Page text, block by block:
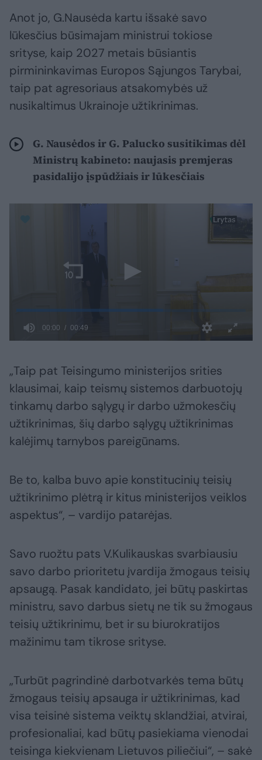
Anot jo, G.Nausėda kartu išsakė savo
lūkesčius būsimajam ministrui tokiose
srityse, kaip 2027 metais būsiantis
pirmininkavimas Europos Sąjungos Tarybai,
taip pat agresoriaus atsakomybės už
nusikaltimus Ukrainoje užtikrinimas.
G. Nausėdos ir G. Palucko susitikimas dėl
Ministrų kabineto: naujasis premjeras
pasidalijo įspūdžiais ir lūkesčiais
„Taip pat Teisingumo ministerijos srities
klausimai, kaip teismų sistemos darbuotojų
tinkamų darbo sąlygų ir darbo užmokesčių
užtikrinimas, šių darbo sąlygų užtikrinimas
kalėjimų tarnybos pareigūnams.
Be to, kalba buvo apie konstitucinių teisių
užtikrinimo plėtrą ir kitus ministerijos veiklos
aspektus“, – vardijo patarėjas.
Savo ruožtu pats V.Kulikauskas svarbiausiu
savo darbo prioritetu įvardija žmogaus teisių
apsaugą. Pasak kandidato, jei būtų paskirtas
ministru, savo darbus sietų ne tik su žmogaus
teisių užtikrinimu, bet ir su biurokratijos
mažinimu tam tikrose srityse.
„Turbūt pagrindinė darbotvarkės tema būtų
žmogaus teisių apsauga ir užtikrinimas, kad
visa teisinė sistema veiktų sklandžiai, atvirai,
profesionaliai, kad būtų pasiekiama vienodai
teisinga kiekvienam Lietuvos piliečiui“, – sakė